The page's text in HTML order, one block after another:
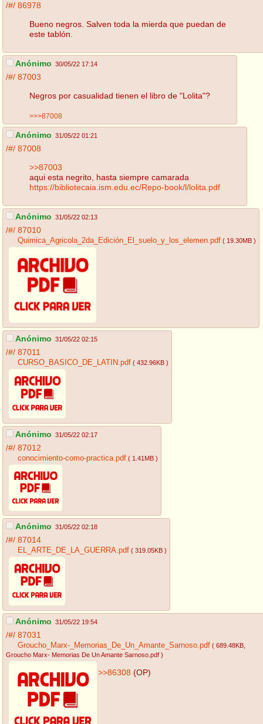
/#/ 86978
Bueno negros. Salven toda la mierda que puedan de
este tablón.
Anónimo 30/05/22 17:14
/#/ 87003
Negros por casualidad tienen el libro de "Lolita"?
>>>87008
Anónimo 31/05/22 01:21
/#/ 87008
>>87003
aqui esta negrito, hasta siempre camarada
https://bibliotecaia.ism.edu.ec/Repo-book/l/lolita.pdf
Anónimo 31/05/22 02:13
/#/ 87010
Quimica_Agricola_2da_Edición_El_suelo_y_los_elemen.pdf ( 19.30MB )
Anónimo 31/05/22 02:15
/#/ 87011
CURSO_BASICO_DE_LATIN.pdf ( 432.96KB )
Anónimo 31/05/22 02:17
/#/ 87012
conocimiento-como-practica.pdf ( 1.41MB )
Anónimo 31/05/22 02:18
/#/ 87014
EL_ARTE_DE_LA_GUERRA.pdf ( 319.05KB )
Anónimo 31/05/22 19:54
/#/ 87031
Groucho_Marx-_Memorias_De_Un_Amante_Sarnoso.pdf ( 689.48KB
Groucho Marx- Memorias De Un Amante Sarnoso.pdf )
>>86308 (OP)